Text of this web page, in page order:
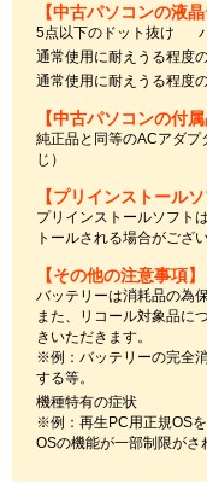
【中古パソコンの液
5点以下のドット抜け
通常使用に耐えうる程度
通常使用に耐えうる程度
【中古パソコンの付
純正品と同等のACアダプ
じ）
【プリインストール
プリインストールソフト
トールされる場合がござい
【その他の注意事項】
バッテリーは消耗品の為
また、リコール対象品に
きいただきます。
※例：バッテリーの完全
する等。
機種特有の症状
※例：再生PC用正規OS
OSの機能が一部制限がさ